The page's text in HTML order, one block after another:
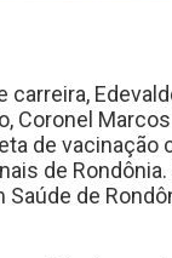
Coronel
de vacinação
de
Saúde de